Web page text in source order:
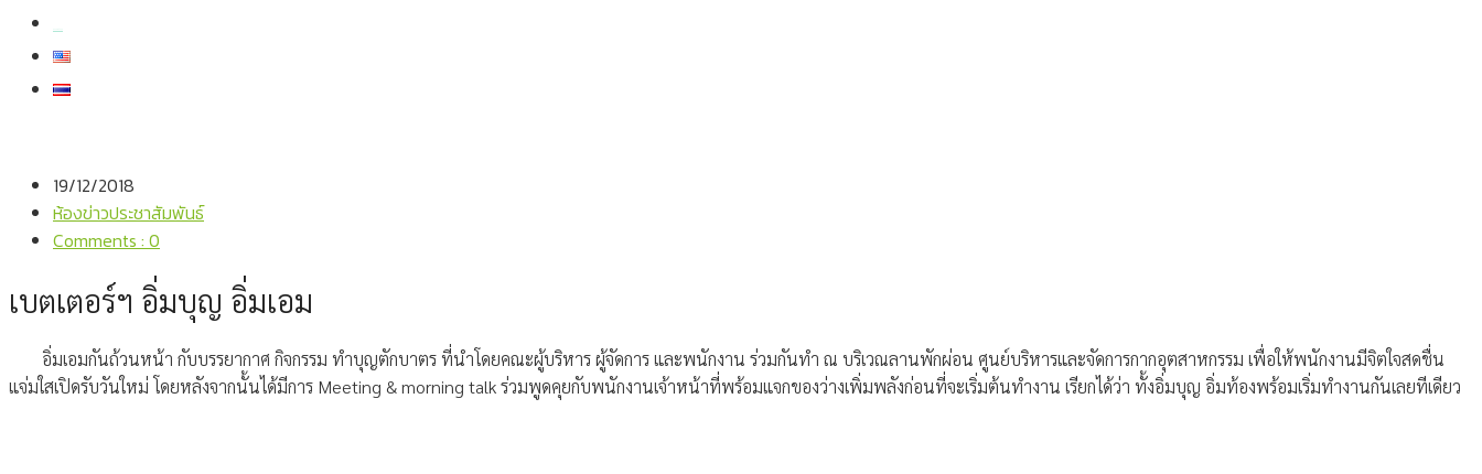
19/12/2018
ห้องข่าวประชาสัมพันธ์
Comments : 0
เบตเตอร์ฯ อิ่มบุญ อิ่มเอม
อิ่มเอมกันถ้วนหน้า กับบรรยากาศ กิจกรรม ทำบุญตักบาตร ที่นำโดยคณะผู้บริหาร ผู้จัดการ และพนักงาน ร่วมกันทำ ณ บริเวณลานพักผ่อน ศูนย์บริหารและจัดการกากอุตสาหกรรม เพื่อให้พนักงานมีจิตใจสดชื่น
แจ่มใสเปิดรับวันใหม่ โดยหลังจากนั้นได้มีการ Meeting & morning talk ร่วมพูดคุยกับพนักงานเจ้าหน้าที่พร้อมแจกของว่างเพิ่มพลังก่อนที่จะเริ่มต้นทำงาน เรียกได้ว่า ทั้งอิ่มบุญ อิ่มท้องพร้อมเริ่มทำงานกันเลยทีเดียว